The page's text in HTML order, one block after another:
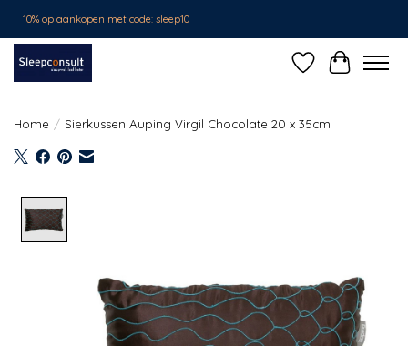
10% op aankopen met code: sleep10
Verlanglijst
Home / Sierkussen Auping Virgil Chocolate 20 x 35cm